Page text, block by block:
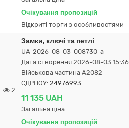
Очікування пропозицій
Відкриті торги з особливостями
2
Замки, ключі та петлі
UA-2026-08-03-008730-a
Дата створення 2026-08-03
Військова частина А2082
ЄДРПОУ: 24976993
11 135 UAH
Загальна ціна
Очікування пропозицій